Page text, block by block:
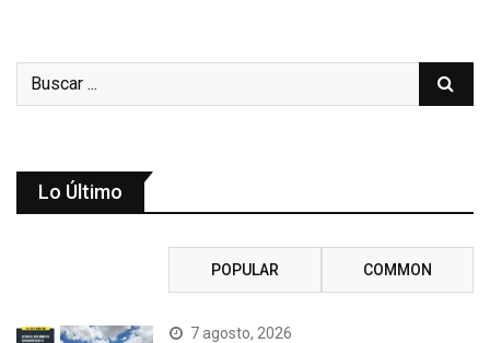
Lo Último
POPULAR COMMON
7 agosto, 2026